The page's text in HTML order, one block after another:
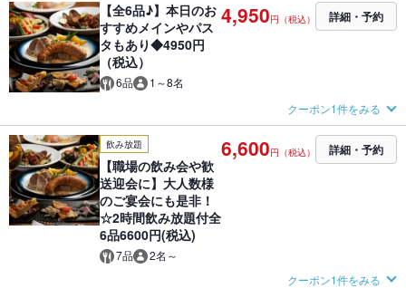
【全6品♪】本日のお
すすめメインやパス
タもあり◆4950円
（税込）
6品 1～8名
4,950円（税込） 詳細・予約
クーポン1件をみる
飲み放題
【職場の飲み会や歓
送迎会に】大人数様
のご宴会にも是非！
☆2時間飲み放題付全
6品6600円(税込)
7品 2名～
6,600円（税込） 詳細・予約
クーポン1件をみる